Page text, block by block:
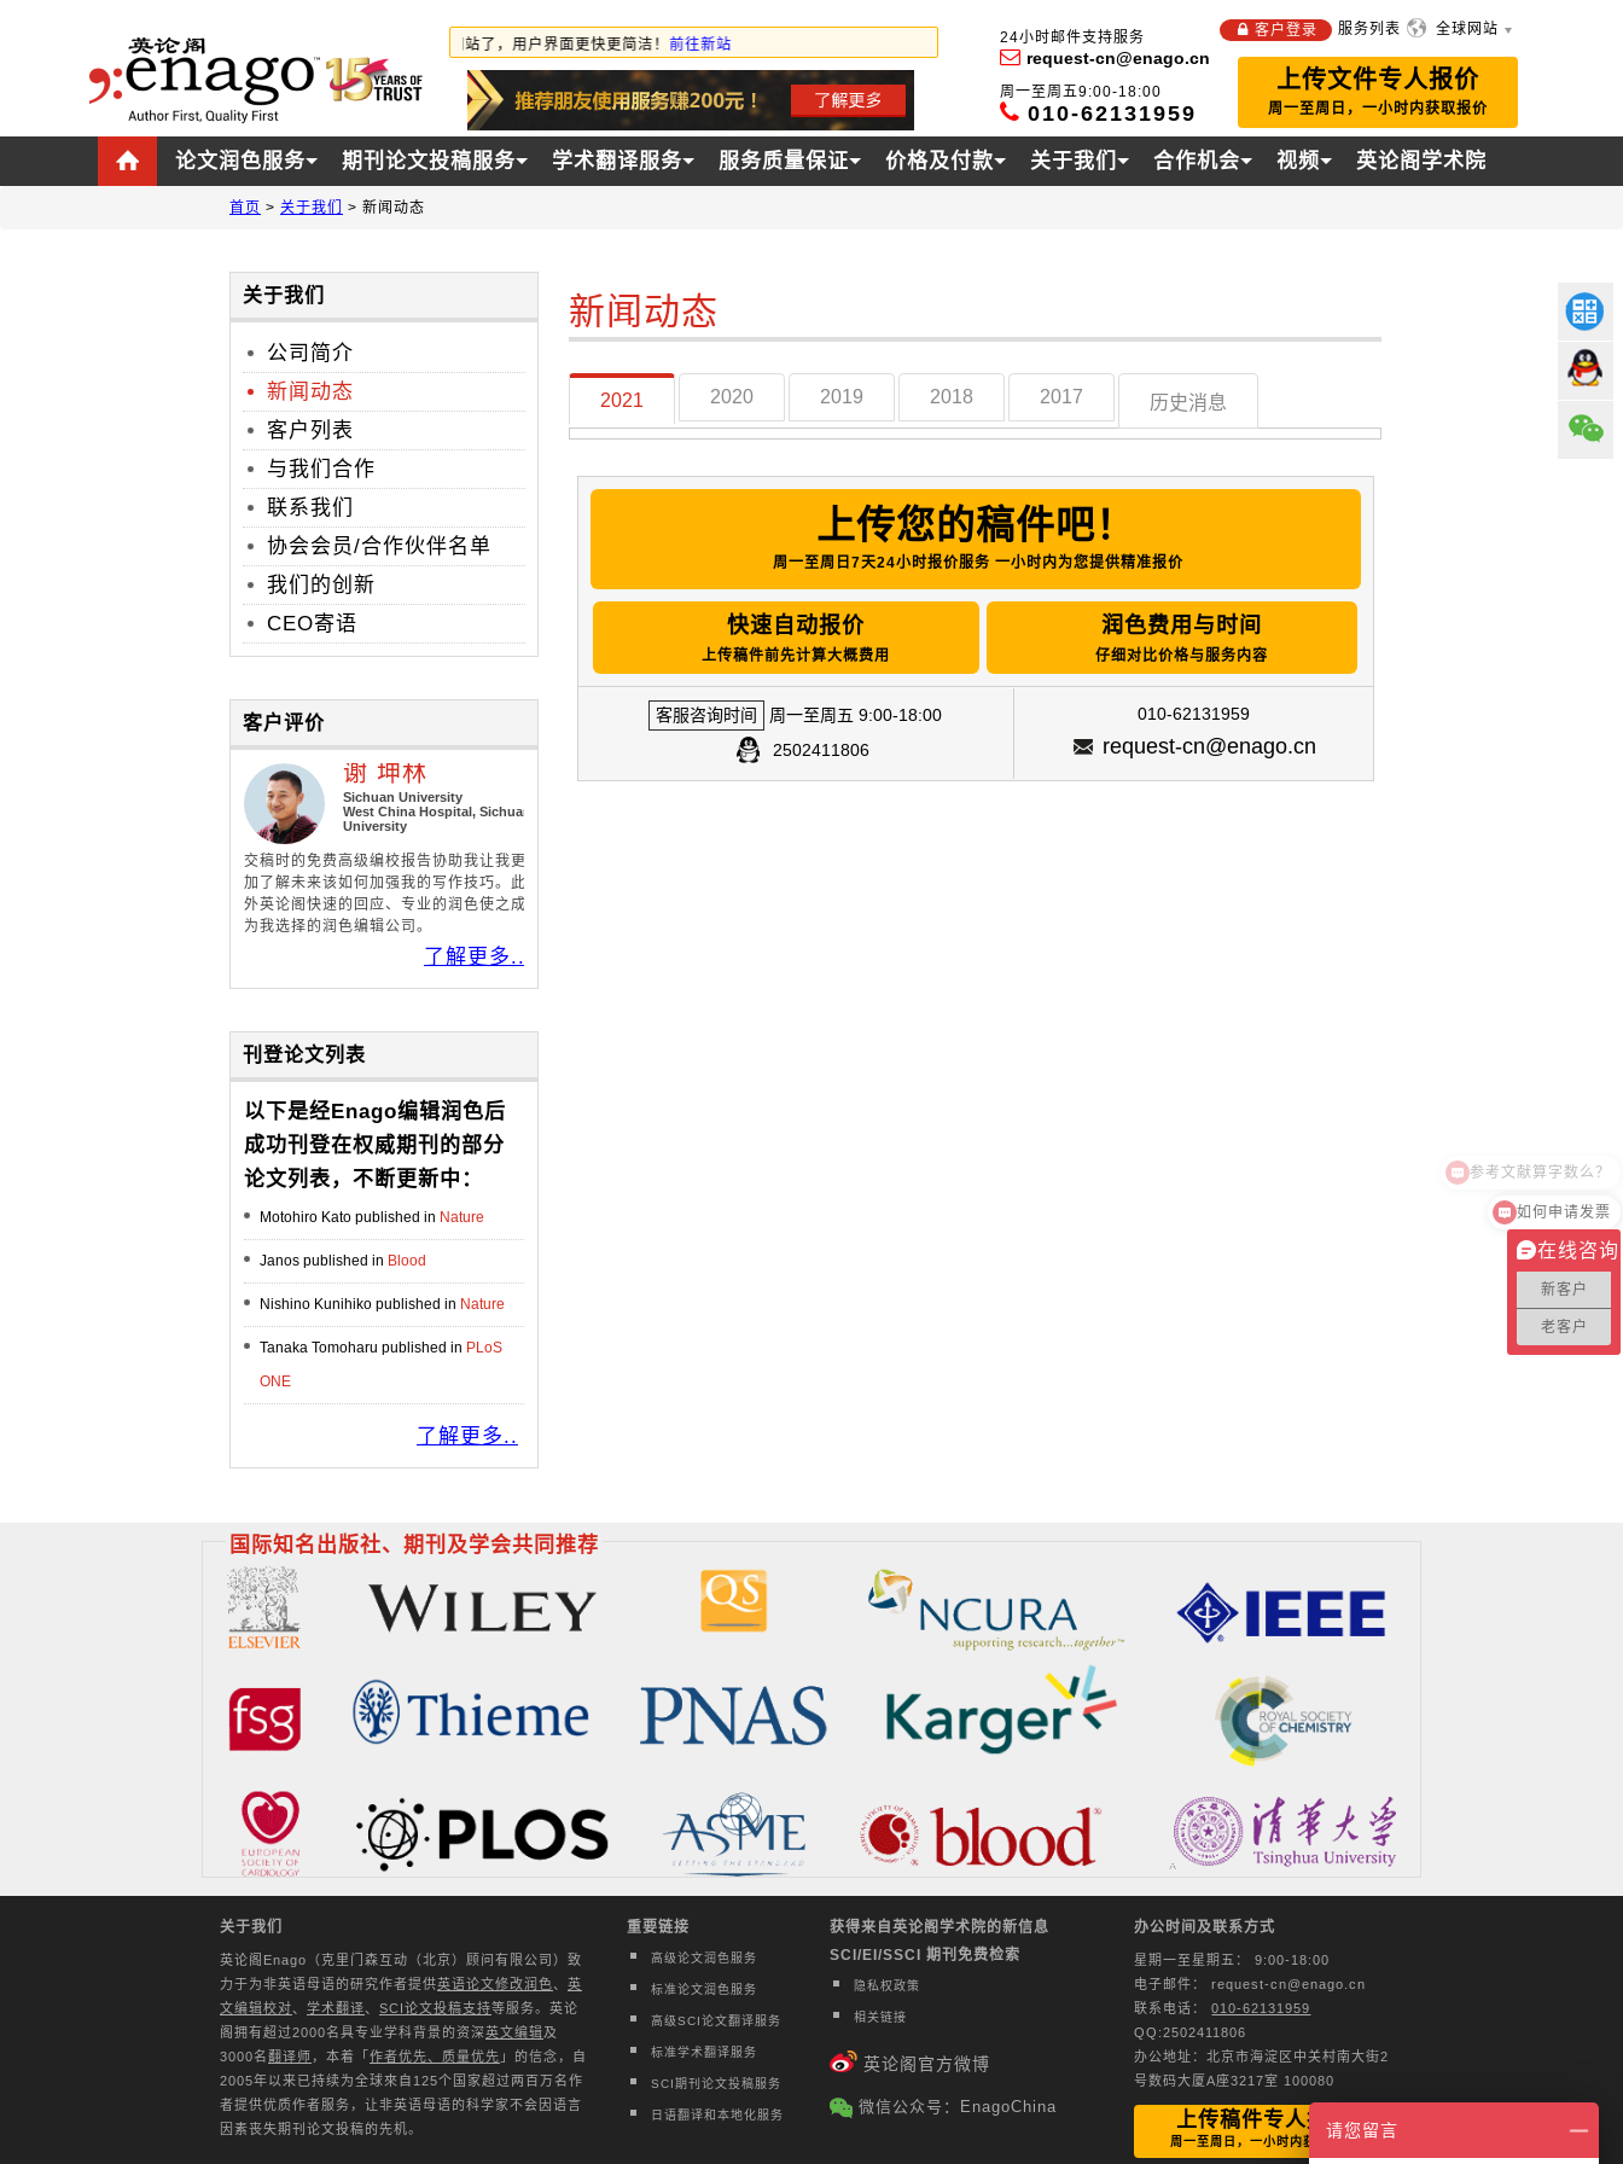
英论阁推出新网站了，用户界面更快更简洁！前往新站 24小时邮件支持服务
request-cn@enago.cn
周一至周五9:00-18:00
010-62131959
全球网站
服务列表
客户登录
上传文件专人报价
周一至周日，一小时内获取报价
论文润色服务 期刊论文投稿服务 学术翻译服务 服务质量保证 价格及付款 关于我们 合作机会 视频 英论阁学术院
首页 > 关于我们 > 新闻动态
关于我们
公司简介
新闻动态
客户列表
与我们合作
联系我们
协会会员/合作伙伴名单
我们的创新
CEO寄语
客户评价
谢 坤林
Sichuan University
West China Hospital, Sichuan
University
交稿时的免费高级编校报告协助我让我更
加了解未来该如何加强我的写作技巧。此
外英论阁快速的回应、专业的润色使之成
为我选择的润色编辑公司。
了解更多..
刊登论文列表
以下是经Enago编辑润色后
成功刊登在权威期刊的部分
论文列表，不断更新中：
Motohiro Kato published in Nature
Janos published in Blood
Nishino Kunihiko published in Nature
Tanaka Tomoharu published in PLoS
ONE
了解更多..
新闻动态
2021 2020 2019 2018 2017 历史消息
上传您的稿件吧！
周一至周日7天24小时报价服务 一小时内为您提供精准报价
快速自动报价
上传稿件前先计算大概费用
润色费用与时间
仔细对比价格与服务内容
客服咨询时间
周一至周五 9:00-18:00
2502411806
010-62131959
request-cn@enago.cn
关于我们
英论阁Enago（克里门森互动（北京）顾问有限公司）致
力于为非英语母语的研究作者提供英语论文修改润色、 英
文编辑校对、 学术翻译、 SCI论文投稿支持等服务。英论
阁拥有超过2000名具专业学科背景的资深英文编辑及
3000名翻译师 ，本着「 作者优先、质量优先 」的信念，自
2005年以来已持续为全球來自125个国家超过两百万名作
者提供优质作者服务，让非英语母语的科学家不会因语言
因素丧失期刊论文投稿的先机。
重要链接
高级论文润色服务
标准论文润色服务
高级SCI论文翻译服务
标准学术翻译服务
SCI期刊论文投稿服务
日语翻译和本地化服务
获得来自英论阁学术院的新信息
SCI/EI/SSCI 期刊免费检索
隐私权政策
相关链接
英论阁官方微博
微信公众号：EnagoChina
办公时间及联系方式
星期一至星期五： 9:00-18:00
电子邮件：request-cn@enago.cn
联系电话：010-62131959
QQ:2502411806
办公地址：北京市海淀区中关村南大街2
号数码大厦A座3217室 100080
上传稿件专人报价
周一至周日，一小时内获取报价
在线咨询
新客户
老客户
如何申请发票
请您留言